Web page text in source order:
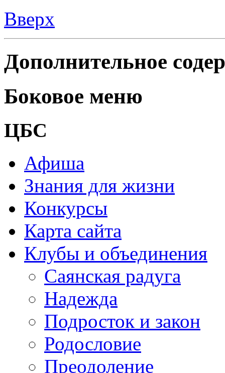
Вверх
Дополнительное
Боковое меню
ЦБС
Афиша
Знания для жизни
Конкурсы
Карта сайта
Клубы и объединения
Саянская радуга
Надежда
Подросток и закон
Родословие
Преодоление